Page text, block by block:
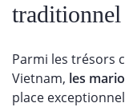
Parmi les trésors
Vietnam, les
place